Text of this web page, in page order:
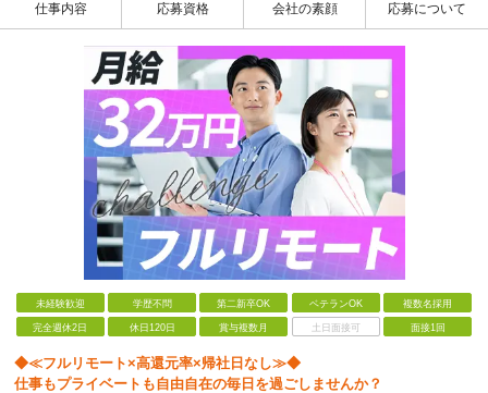
仕事内容 応募資格 会社の素顔 応募について
未経験歓迎 学歴不問 第二新卒OK ベテランOK 複数名採用
完全週休2日 休日120日 賞与複数月 土日面接可 面接1回
◆≪フルリモート×高還元率×帰社日なし≫◆
仕事もプライベートも自由自在の毎日を過ごしませんか？